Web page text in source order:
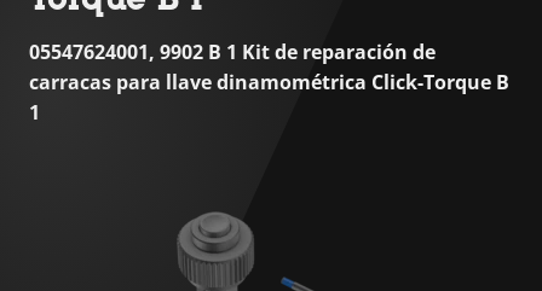
05547624001, 9902 B 1 Kit de reparación de
carracas para llave dinamométrica Click-Torque B
1